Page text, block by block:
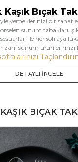
Kaşık Bıçak
yemeklerinizi bir sanat
sunum tabakları,
ile her sofraya
zarif sunum ürünlerimizi
DETAYLI İNCELE
BIÇAK